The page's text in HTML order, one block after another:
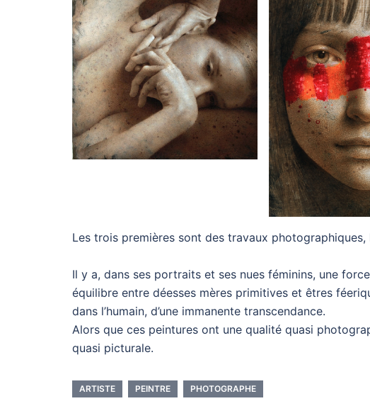
Les trois premières sont des travaux
Il y a, dans ses portraits et ses nues féminins, une
équilibre entre déesses mères primitives et êtres
dans l’humain, d’une immanente transcendance.
Alors que ces peintures ont une qualité quasi
quasi picturale.
ARTISTE PEINTRE PHOTOGRAPHE